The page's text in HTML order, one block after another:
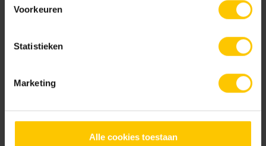
Voorkeuren
Statistieken
Marketing
Alle cookies toestaan
Prestatieverklaring_GeoCeramica_MBI0002R_20241201.pdf
Brochures